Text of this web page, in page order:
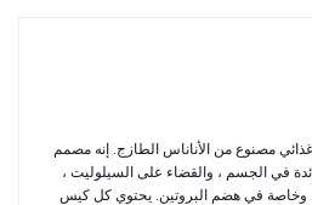
مصنوع من الأناناس الطازج. إنه مصمم
في الجسم ، والقضاء على السيلوليت ،
وخاصة في هضم البروتين. يحتوي كل كيس